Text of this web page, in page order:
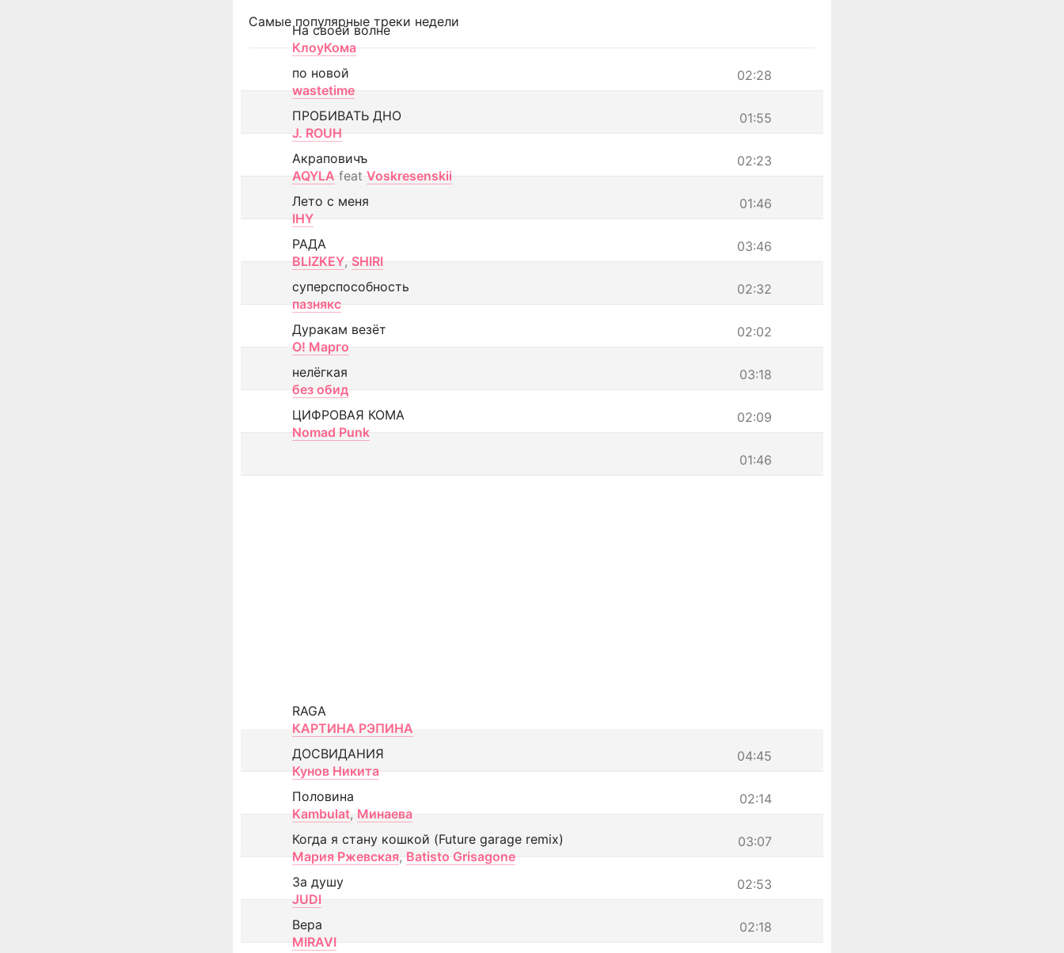
Самые популярные треки недели
На своей волне
КлоуКома
02:28
по новой
wastetime
01:55
ПРОБИВАТЬ ДНО
J. ROUH
02:23
Акраповичъ
AQYLA feat Voskresenskii
01:46
Лето с меня
IHY
03:46
РАДА
BLIZKEY, SHIRI
02:32
суперспособность
пазнякс
02:02
Дуракам везёт
О! Марго
03:18
нелёгкая
без обид
02:09
ЦИФРОВАЯ КОМА
Nomad Punk
01:46
RAGA
КАРТИНА РЭПИНА
04:45
ДОСВИДАНИЯ
Кунов Никита
02:14
Половина
Kambulat, Минаева
03:07
Когда я стану кошкой (Future garage remix)
Мария Ржевская, Batisto Grisagone
02:53
За душу
JUDI
02:18
Вера
MIRAVI